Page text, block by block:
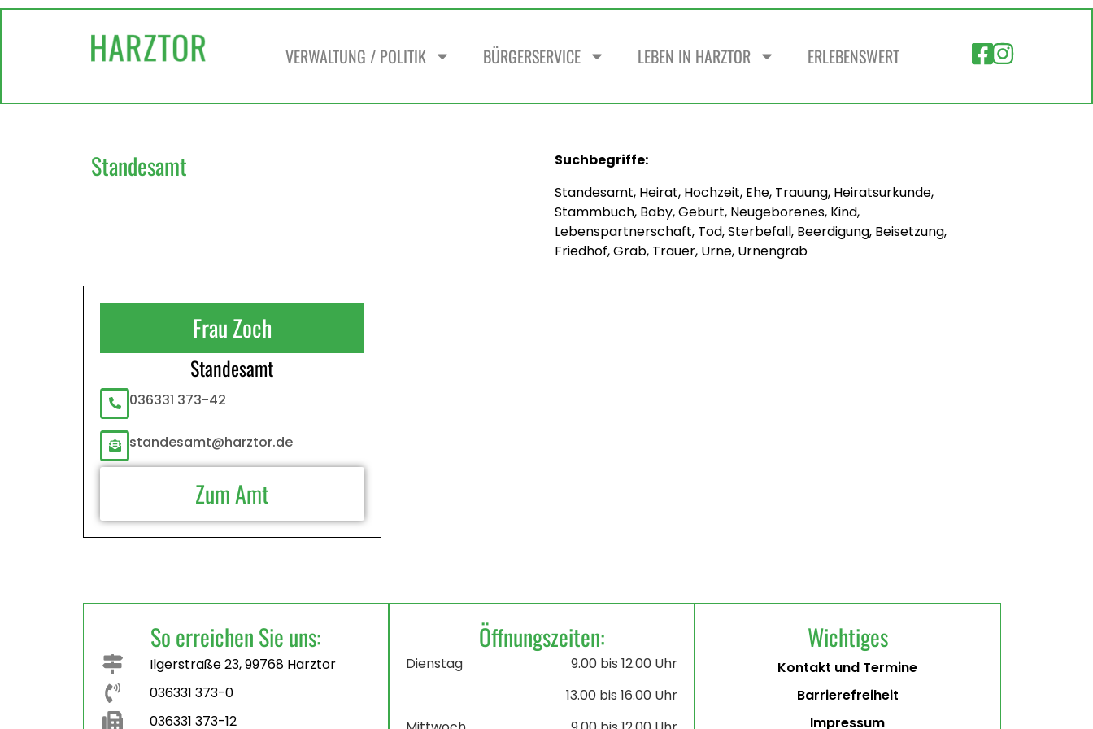
VERWALTUNG / POLITIK BÜRGERSERVICE LEBEN IN HARZTOR ERLEBENSWERT
Standesamt
Suchbegriffe:
Standesamt, Heirat, Hochzeit, Ehe, Trauung, Heiratsurkunde,
Stammbuch, Baby, Geburt, Neugeborenes, Kind,
Lebenspartnerschaft, Tod, Sterbefall, Beerdigung, Beisetzung,
Friedhof, Grab, Trauer, Urne, Urnengrab
Frau Zoch
Standesamt
036331 373-42
standesamt@harztor.de
Zum Amt
So erreichen Sie uns:
Ilgerstraße 23, 99768 Harztor
036331 373-0
036331 373-12
Öffnungszeiten:
Dienstag
9.00 bis 12.00 Uhr
13.00 bis 16.00 Uhr
Wichtiges
Kontakt und Termine
Barrierefreiheit
Impressum